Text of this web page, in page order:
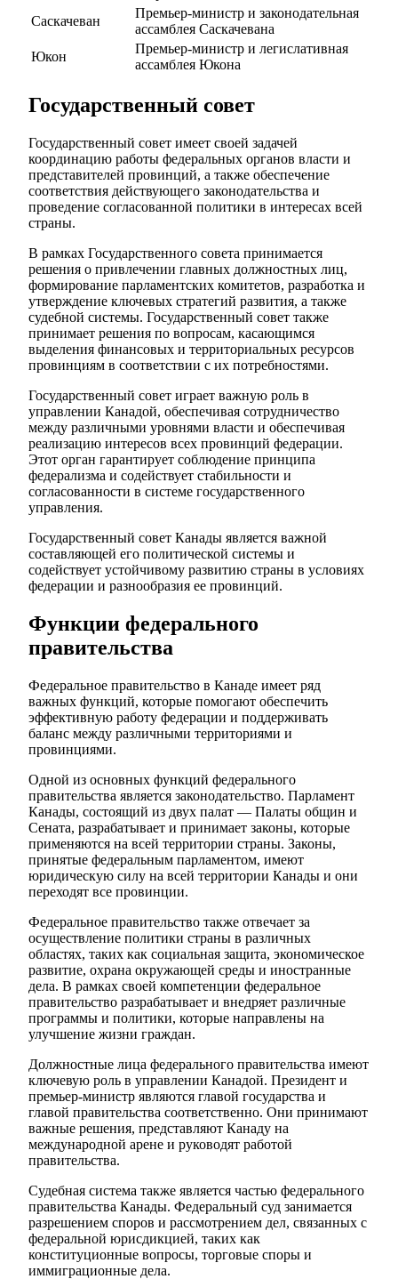
Саскачеван
Премьер-министр и законодательная
ассамблея Саскачевана
Юкон
Премьер-министр и легислативная
ассамблея Юкона
Государственный совет
Государственный совет имеет своей задачей
координацию работы федеральных органов власти и
представителей провинций, а также обеспечение
соответствия действующего законодательства и
проведение согласованной политики в интересах всей
страны.
В рамках Государственного совета принимается
решения о привлечении главных должностных лиц,
формирование парламентских комитетов, разработка и
утверждение ключевых стратегий развития, а также
судебной системы. Государственный совет также
принимает решения по вопросам, касающимся
выделения финансовых и территориальных ресурсов
провинциям в соответствии с их потребностями.
Государственный совет играет важную роль в
управлении Канадой, обеспечивая сотрудничество
между различными уровнями власти и обеспечивая
реализацию интересов всех провинций федерации.
Этот орган гарантирует соблюдение принципа
федерализма и содействует стабильности и
согласованности в системе государственного
управления.
Государственный совет Канады является важной
составляющей его политической системы и
содействует устойчивому развитию страны в условиях
федерации и разнообразия ее провинций.
Функции федерального
правительства
Федеральное правительство в Канаде имеет ряд
важных функций, которые помогают обеспечить
эффективную работу федерации и поддерживать
баланс между различными территориями и
провинциями.
Одной из основных функций федерального
правительства является законодательство. Парламент
Канады, состоящий из двух палат — Палаты общин и
Сената, разрабатывает и принимает законы, которые
применяются на всей территории страны. Законы,
принятые федеральным парламентом, имеют
юридическую силу на всей территории Канады и они
переходят все провинции.
Федеральное правительство также отвечает за
осуществление политики страны в различных
областях, таких как социальная защита, экономическое
развитие, охрана окружающей среды и иностранные
дела. В рамках своей компетенции федеральное
правительство разрабатывает и внедряет различные
программы и политики, которые направлены на
улучшение жизни граждан.
Должностные лица федерального правительства имеют
ключевую роль в управлении Канадой. Президент и
премьер-министр являются главой государства и
главой правительства соответственно. Они принимают
важные решения, представляют Канаду на
международной арене и руководят работой
правительства.
Судебная система также является частью федерального
правительства Канады. Федеральный суд занимается
разрешением споров и рассмотрением дел, связанных с
федеральной юрисдикцией, таких как
конституционные вопросы, торговые споры и
иммиграционные дела.